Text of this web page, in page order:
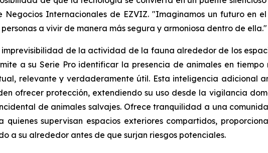
Negocios Internacionales de EZVIZ. "Imaginamos un futuro en
a vivir de manera más segura y armoniosa dentro de ella."
de la actividad de la fauna alrededor de los
a su Serie Pro identificar la presencia de animales en
relevante y verdaderamente útil. Esta inteligencia adicional
ofrecer protección, extendiendo su uso desde la vigilancia
de animales salvajes. Ofrece tranquilidad a una
quienes supervisan espacios exteriores compartidos,
a su alrededor antes de que surjan riesgos potenciales.